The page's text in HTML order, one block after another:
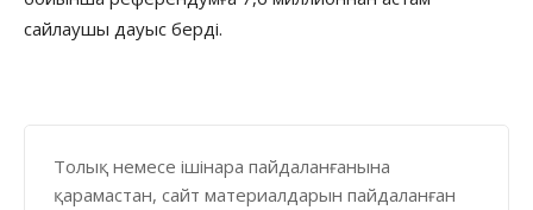
сайлаушы дауыс берді.
Толық немесе ішінара пайдаланғанына
қарамастан, сайт материалдарын пайдаланған